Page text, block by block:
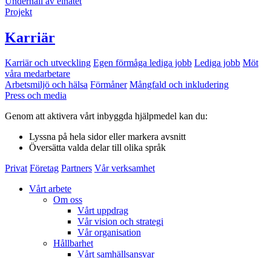
Projekt
Karriär
Karriär och utveckling Egen förmåga lediga jobb Lediga jobb Möt
våra medarbetare
Arbetsmiljö och hälsa Förmåner Mångfald och inkludering
Press och media
Genom att aktivera vårt inbyggda hjälpmedel kan du:
Lyssna på hela sidor eller markera avsnitt
Översätta valda delar till olika språk
Privat Företag Partners Vår verksamhet
Vårt arbete
Om oss
Vårt uppdrag
Vår vision och strategi
Vår organisation
Hållbarhet
Vårt samhällsansvar